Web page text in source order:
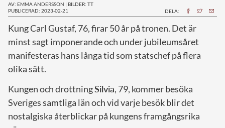
AV: EMMA ANDERSSON | BILDER: TT
PUBLICERAD: 2023-02-21
DELA:
Kung Carl Gustaf, 76, firar 50 år på tronen. Det är
minst sagt imponerande och under jubileumsåret
manifesteras hans långa tid som statschef på flera
olika sätt.
Kungen och drottningSilvia, 79, kommer besöka
Sveriges samtliga län och vid varje besök blir det
nostalgiska återblickar på kungens framgångsrika